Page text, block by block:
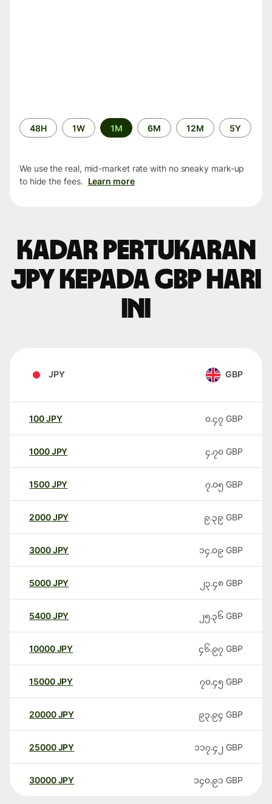
Time
period
48H 1W 1M 6M 12M 5Y
We use the real, mid-market rate with no sneaky mark-up
to hide the fees. Learn more
Kadar pertukaran
JPY kepada GBP hari
ini
JPY GBP
100JPY ၀.၄၇ GBP
1000JPY ၄.၇၀ GBP
1500JPY ၇.၀၅ GBP
2000JPY ၉.၃၉ GBP
3000JPY ၁၄.၀၉ GBP
5000JPY ၂၃.၄၈ GBP
5400JPY ၂၅.၃၆ GBP
10000 JPY ၄၆.၉၇ GBP
15000 JPY ၇၀.၄၅ GBP
20000 JPY ၉၃.၉၄ GBP
25000 JPY ၁၁၇.၄၂ GBP
30000 JPY ၁၄၀.၉၁ GBP